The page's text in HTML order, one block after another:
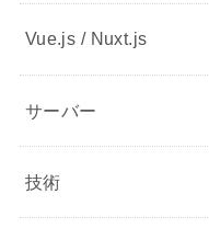
Vue.js / Nuxt.js
サーバー
技術